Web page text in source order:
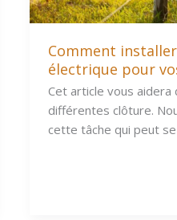
Comment
électrique pour
Cet article vous aidera
différentes clôture.
cette tâche qui peut